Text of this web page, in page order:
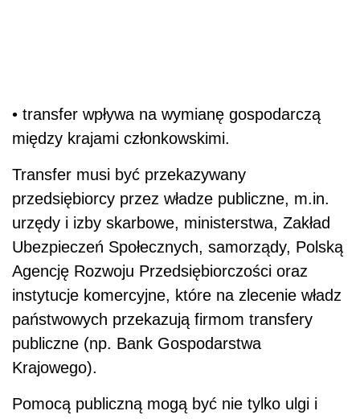
• transfer wpływa na wymianę gospodarczą
między krajami członkowskimi.
Transfer musi być przekazywany
przedsiębiorcy przez władze publiczne, m.in.
urzędy i izby skarbowe, ministerstwa, Zakład
Ubezpieczeń Społecznych, samorządy, Polską
Agencję Rozwoju Przedsiębiorczości oraz
instytucje komercyjne, które na zlecenie władz
państwowych przekazują firmom transfery
publiczne (np. Bank Gospodarstwa
Krajowego).
Pomocą publiczną mogą być nie tylko ulgi i